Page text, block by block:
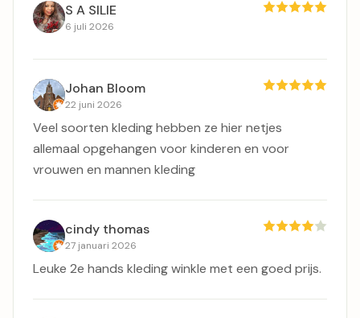
S A SILIE
6 juli 2026
Johan Bloom
22 juni 2026
Veel soorten kleding hebben ze hier netjes
allemaal opgehangen voor kinderen en voor
vrouwen en mannen kleding
cindy thomas
27 januari 2026
Leuke 2e hands kleding winkle met een goed prijs.